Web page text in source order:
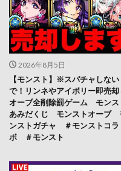
2026年8月5日
【モンスト】※スパチャしない
で！リンネやアイボリー即売却
オーブ全削除罰ゲーム モンス
あみだくじ モンストオーブ
ンストガチャ ＃モンストコラ
ボ ＃モンスト